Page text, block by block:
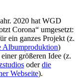
2020 hat WGD
Corona“ umgesetzt:
ein ganzes Projekt (z.
Albumproduktion)
größeren Idee (z.
oderdie
Webseite).